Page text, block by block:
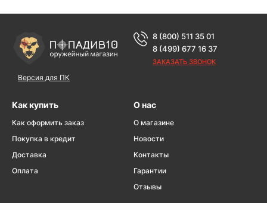
Версия для ПК
8 (800) 511 35 01
8 (499) 677 16 37
ЗАКАЗАТЬ ЗВОНОК
Как купить
Как оформить заказ
Покупка в кредит
Доставка
Оплата
О нас
О магазине
Новости
Контакты
Гарантии
Отзывы